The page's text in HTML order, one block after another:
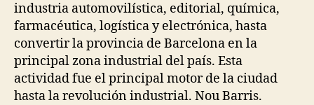
industria automovilística, editorial, química,
farmacéutica, logística y electrónica, hasta
convertir la provincia de Barcelona en la
principal zona industrial del país. Esta
actividad fue el principal motor de la ciudad
hasta la revolución industrial. Nou Barris.